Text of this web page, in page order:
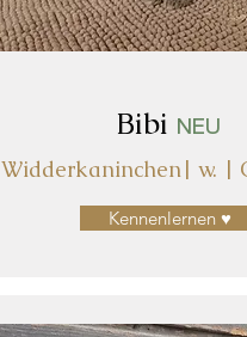
Bibi NEU
Widderkaninchen| w. |
Kennenlernen ♥